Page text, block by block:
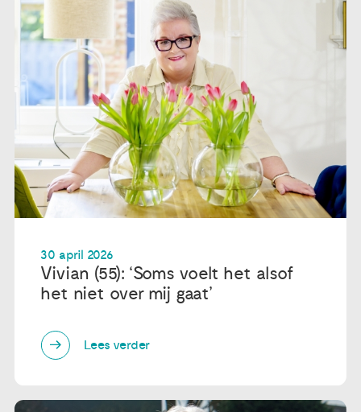
30 april 2026
Vivian (55): ‘Soms voelt het alsof
het niet over mij gaat’
Lees verder